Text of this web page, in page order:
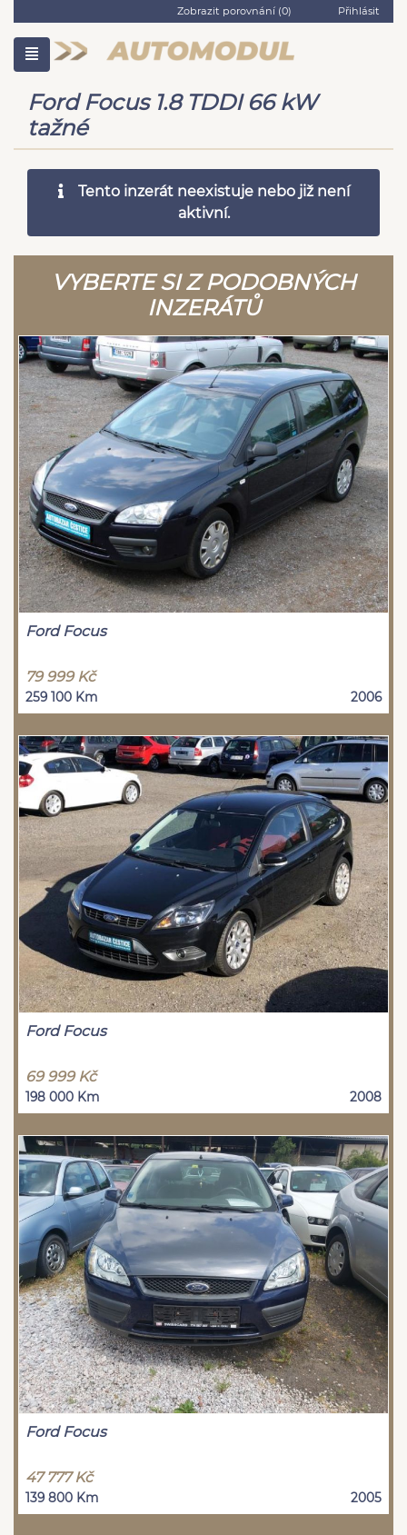
Zobrazit porovnání (0) Přihlásit
Ford Focus 1.8 TDDI 66 kW
tažné
Tento inzerát neexistuje nebo již není
aktivní.
VYBERTE SI Z PODOBNÝCH
INZERÁTŮ
Ford Focus
79 999 Kč
259 100 Km 2006
Ford Focus
69 999 Kč
198 000 Km 2008
Ford Focus
47 777 Kč
139 800 Km 2005